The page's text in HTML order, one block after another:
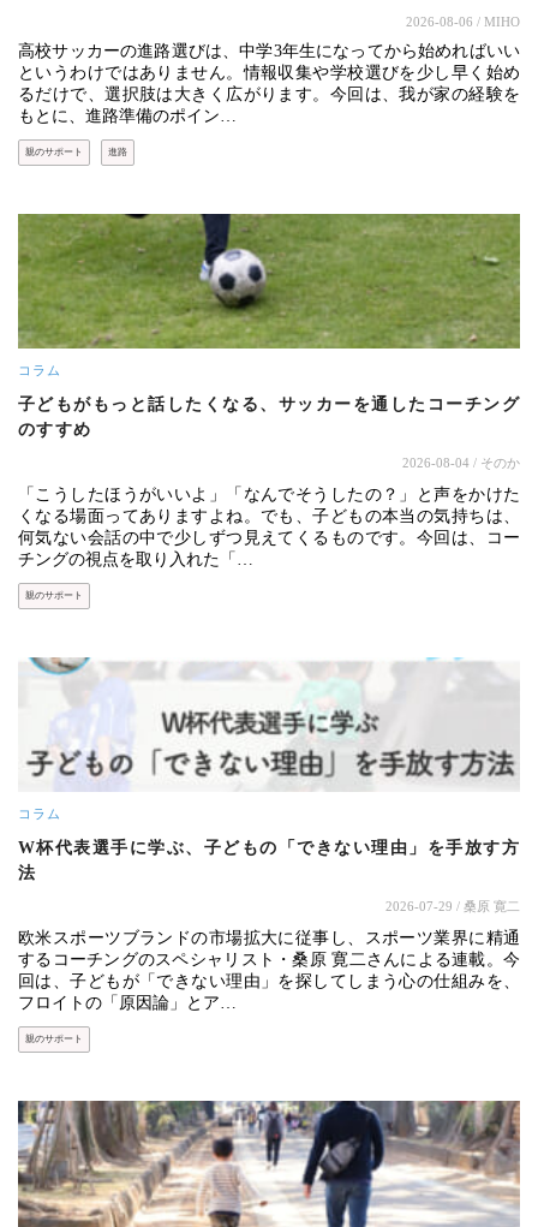
2026-08-06 / MIHO
高校サッカーの進路選びは、中学3年生になってから始めればいい
というわけではありません。情報収集や学校選びを少し早く始め
るだけで、選択肢は大きく広がります。今回は、我が家の経験を
もとに、進路準備のポイン…
親のサポート 進路
コラム
子どもがもっと話したくなる、サッカーを通したコーチング
のすすめ
2026-08-04 / そのか
「こうしたほうがいいよ」「なんでそうしたの？」と声をかけた
くなる場面ってありますよね。でも、子どもの本当の気持ちは、
何気ない会話の中で少しずつ見えてくるものです。今回は、コー
チングの視点を取り入れた「…
親のサポート
コラム
W杯代表選手に学ぶ、子どもの「できない理由」を手放す方
法
2026-07-29 / 桑原 寛二
欧米スポーツブランドの市場拡大に従事し、スポーツ業界に精通
するコーチングのスペシャリスト・桑原 寛二さんによる連載。今
回は、子どもが「できない理由」を探してしまう心の仕組みを、
フロイトの「原因論」とア…
親のサポート